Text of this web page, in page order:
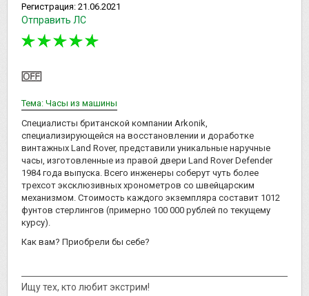
Регистрация: 21.06.2021
Отправить ЛС
Тема: Часы из машины
Специалисты британской компании Arkonik,
специализирующейся на восстановлении и доработке
винтажных Land Rover, представили уникальные наручные
часы, изготовленные из правой двери Land Rover Defender
1984 года выпуска. Всего инженеры соберут чуть более
трехсот эксклюзивных хронометров со швейцарским
механизмом. Стоимость каждого экземпляра составит 1012
фунтов стерлингов (примерно 100 000 рублей по текущему
курсу).
Как вам? Приобрели бы себе?
Ищу тех, кто любит экстрим!